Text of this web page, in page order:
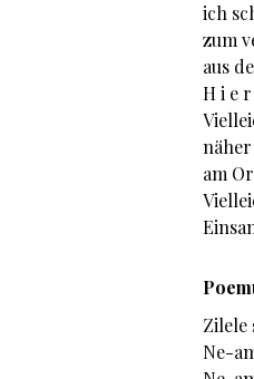
ich
zum
aus
H i e
am
Zilele
Ne-